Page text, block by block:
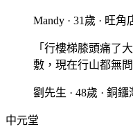
Mandy · 31歲 · 旺角
「 行樓梯膝頭痛了
敷，現在行山都無
劉先生 · 48歲 · 銅鑼
中元堂